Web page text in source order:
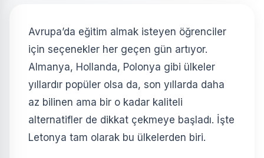
Avrupa’da eğitim almak isteyen öğrenciler
için seçenekler her geçen gün artıyor.
Almanya, Hollanda, Polonya gibi ülkeler
yıllardır popüler olsa da, son yıllarda daha
az bilinen ama bir o kadar kaliteli
alternatifler de dikkat çekmeye başladı. İşte
Letonya tam olarak bu ülkelerden biri.